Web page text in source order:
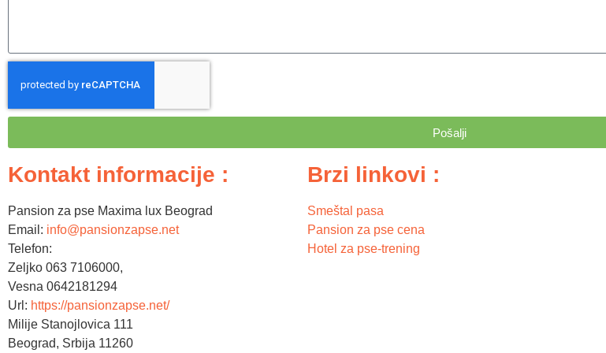
Pošalji
Kontakt informacije :
Pansion za pse Maxima lux Beograd
Email: info@pansionzapse.net
Telefon:
Zeljko 063 7106000,
Vesna 0642181294
Url: https://pansionzapse.net/
Milije Stanojlovica 111
Beograd, Srbija 11260
Brzi linkovi :
Smeštal pasa
Pansion za pse cena
Hotel za pse-trening